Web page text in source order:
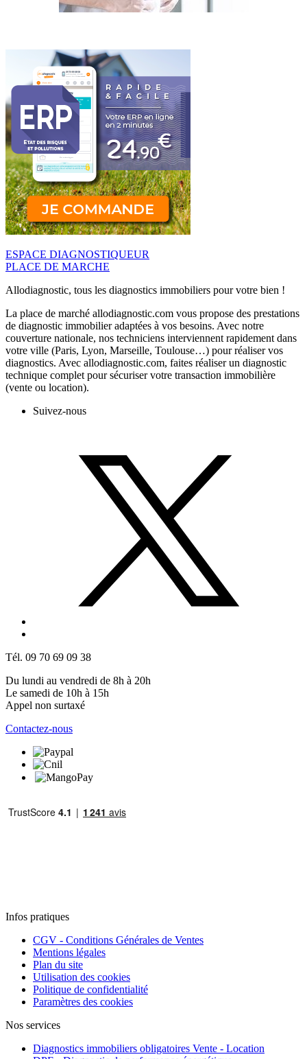
ESPACE DIAGNOSTIQUEUR
PLACE DE MARCHE
Allodiagnostic, tous les diagnostics immobiliers pour votre bien !
La place de marché allodiagnostic.com vous propose des prestations
de diagnostic immobilier adaptées à vos besoins. Avec notre
couverture nationale, nos techniciens interviennent rapidement dans
votre ville (Paris, Lyon, Marseille, Toulouse…) pour réaliser vos
diagnostics. Avec allodiagnostic.com, faites réaliser un diagnostic
technique complet pour sécuriser votre transaction immobilière
(vente ou location).
Suivez-nous
Tél. 09 70 69 09 38
Du lundi au vendredi de 8h à 20h
Le samedi de 10h à 15h
Appel non surtaxé
Contactez-nous
Infos pratiques
CGV - Conditions Générales de Ventes
Mentions légales
Plan du site
Utilisation des cookies
Politique de confidentialité
Paramètres des cookies
Nos services
Diagnostics immobiliers obligatoires Vente - Location